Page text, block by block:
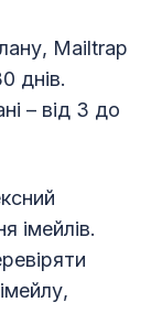
Mailtrap
днів.
– від 3 до
імейлів.